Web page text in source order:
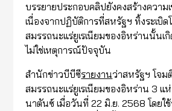
บรรยายประกอบคลิปยังคงสร้างความเ
เนื่องจากปฏิบัติการที่สหรัฐฯ ทิ้งระเบิด
สมรรถนะแร่ยูเรเนียมของอิหร่านนั้นเ
ไม่ใช่เหตุการณ์ปัจจุบัน
สำนักข่าวบีบีซีรายงานว่าสหรัฐฯ โจม
สมรรถนะแร่ยูเรเนียมของอิหร่าน 3 แ
นาตันซ์ เมื่อวันที่ 22 มิ.ย. 2568 โดยใช้